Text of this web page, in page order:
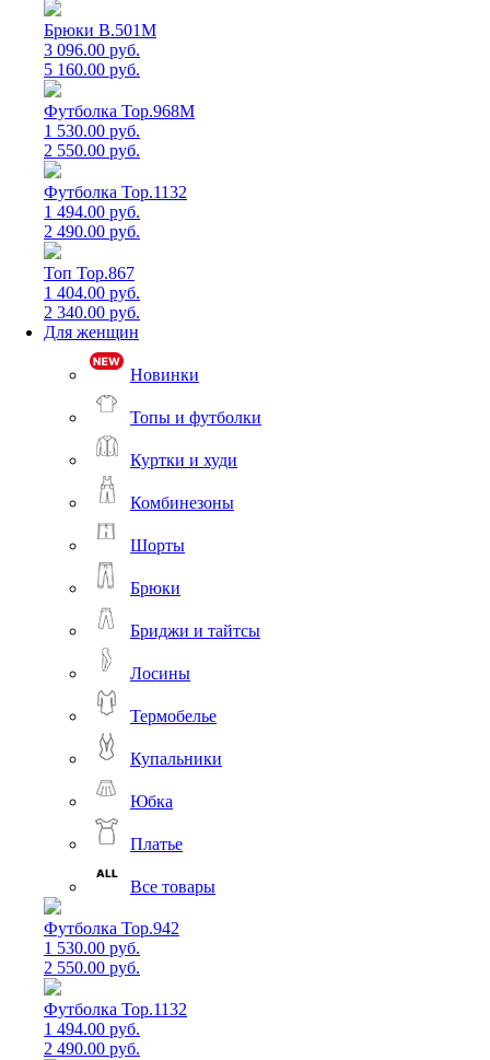
Брюки B.501M
3 096.00 руб.
5 160.00 руб.
Футболка Top.968M
1 530.00 руб.
2 550.00 руб.
Футболка Top.1132
1 494.00 руб.
2 490.00 руб.
Топ Top.867
1 404.00 руб.
2 340.00 руб.
Для женщин
Новинки
Топы и футболки
Куртки и худи
Комбинезоны
Шорты
Брюки
Бриджи и тайтсы
Лосины
Термобелье
Купальники
Юбка
Платье
Все товары
Футболка Top.942
1 530.00 руб.
2 550.00 руб.
Футболка Top.1132
1 494.00 руб.
2 490.00 руб.